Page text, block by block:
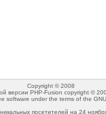
Copyright © 2008
версии PHP-Fusion copyright ©
software under the terms of the
посетителей на 24